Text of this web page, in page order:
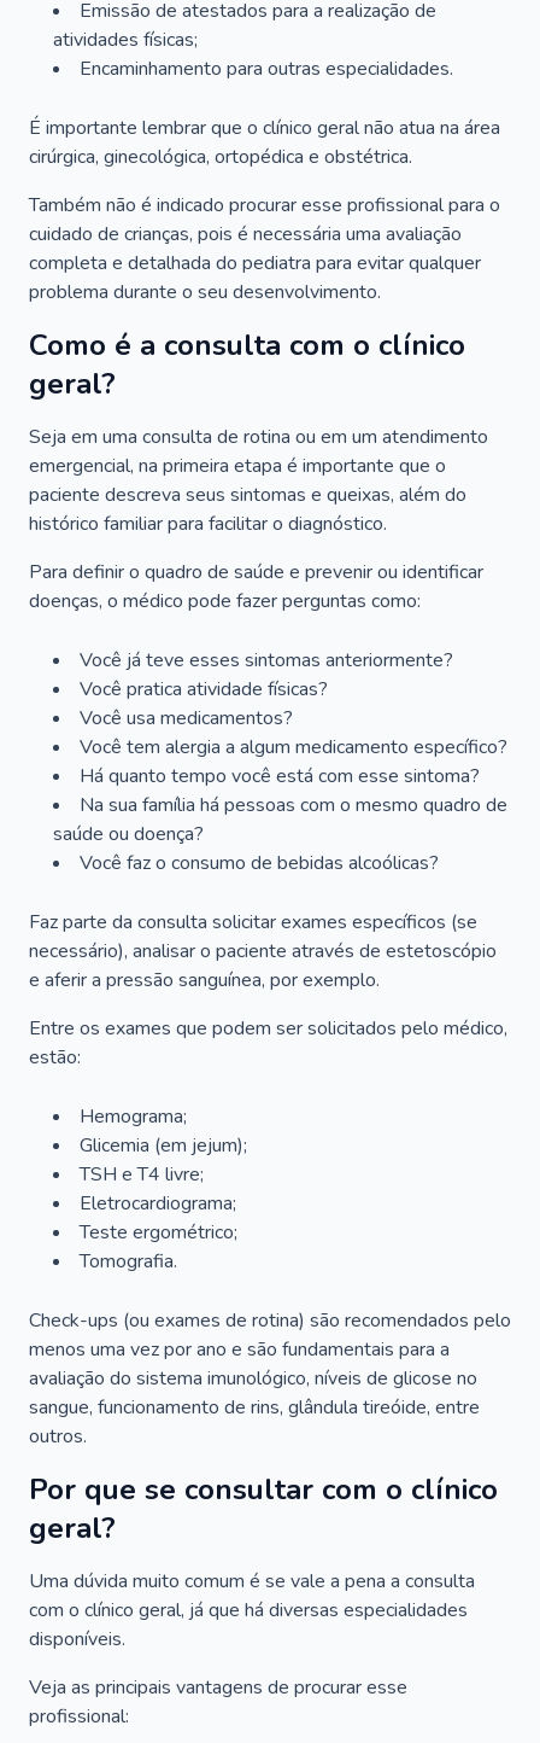
Emissão de atestados para a realização de
atividades físicas;
Encaminhamento para outras especialidades.
É importante lembrar que o clínico geral não atua na área
cirúrgica, ginecológica, ortopédica e obstétrica.
Também não é indicado procurar esse profissional para o
cuidado de crianças, pois é necessária uma avaliação
completa e detalhada do pediatra para evitar qualquer
problema durante o seu desenvolvimento.
Como é a consulta com o clínico
geral?
Seja em uma consulta de rotina ou em um atendimento
emergencial, na primeira etapa é importante que o
paciente descreva seus sintomas e queixas, além do
histórico familiar para facilitar o diagnóstico.
Para definir o quadro de saúde e prevenir ou identificar
doenças, o médico pode fazer perguntas como:
Você já teve esses sintomas anteriormente?
Você pratica atividade físicas?
Você usa medicamentos?
Você tem alergia a algum medicamento específico?
Há quanto tempo você está com esse sintoma?
Na sua família há pessoas com o mesmo quadro de
saúde ou doença?
Você faz o consumo de bebidas alcoólicas?
Faz parte da consulta solicitar exames específicos (se
necessário), analisar o paciente através de estetoscópio
e aferir a pressão sanguínea, por exemplo.
Entre os exames que podem ser solicitados pelo médico,
estão:
Hemograma;
Glicemia (em jejum);
TSH e T4 livre;
Eletrocardiograma;
Teste ergométrico;
Tomografia.
Check-ups (ou exames de rotina) são recomendados pelo
menos uma vez por ano e são fundamentais para a
avaliação do sistema imunológico, níveis de glicose no
sangue, funcionamento de rins, glândula tireóide, entre
outros.
Por que se consultar com o clínico
geral?
Uma dúvida muito comum é se vale a pena a consulta
com o clínico geral, já que há diversas especialidades
disponíveis.
Veja as principais vantagens de procurar esse
profissional: